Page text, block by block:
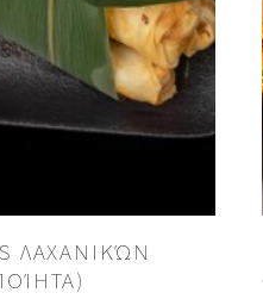
ΛΑΧΑΝΙΚΏΝ